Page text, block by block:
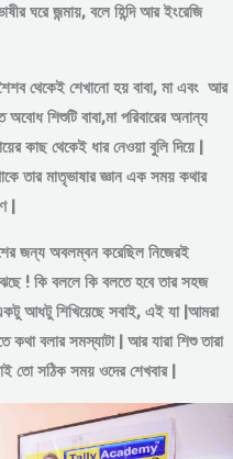
ঘরে জন্মায়, বলে হিন্দি আর ইংরেজি
শৈশব থেকেই শেখানো হয় বাবা, মা এবং আর
শিশুটি বাবা,মা পরিবারের অনান্য
কাছ থেকেই ধার নেওয়া বুলি দিয়ে |
তার মাতৃভাষার জ্ঞান এক সময় কথার
|
জন্য অবলম্বন করেছিল নিজেরই
! কি বললে কি বলতে হবে তার সহজ
আধটু শিখিয়েছে সবাই, এই যা |আমরা
কথা বলার সমস্যাটা | আর যারা শিশু তারা
তো সঠিক সময় ওদের শেখবার |